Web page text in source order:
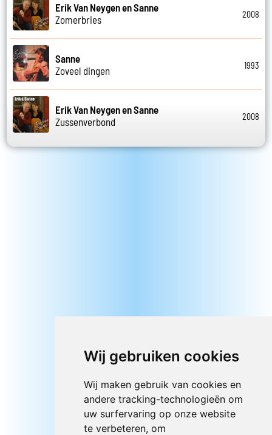
Wij gebruiken cookies
Wij maken gebruik van cookies en
andere tracking-technologieën om
uw surfervaring op onze website
te verbeteren, om
Erik Van Neygen en Sanne
Zomerbries
2008
Sanne
Zoveel dingen
1993
Erik Van Neygen en Sanne
Zussenverbond
2008